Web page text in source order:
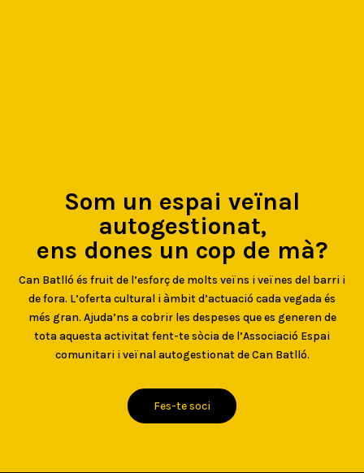
Som un espai veïnal
autogestionat,
ens dones un cop de mà?
Can Batlló és fruit de l’esforç de molts veïns i veïnes del barri i
de fora. L’oferta cultural i àmbit d’actuació cada vegada és
més gran. Ajuda’ns a cobrir les despeses que es generen de
tota aquesta activitat fent-te sòcia de l’Associació Espai
comunitari i veïnal autogestionat de Can Batlló.
Fes-te soci